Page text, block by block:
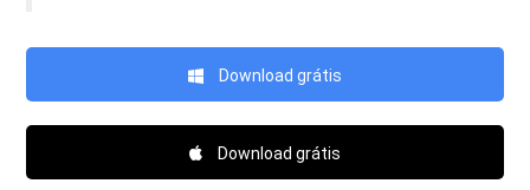
Download grátis
Download grátis